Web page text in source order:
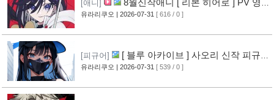
[애니]
상 공개
[11]
유라리쿠오 | 2026-07-31 [ 616 / 0 ]
[피규어]
[ 블루 아카이브 ] 사오리 신작 피규어
공개 [10]
유라리쿠오 | 2026-07-31 [ 539 / 0 ]